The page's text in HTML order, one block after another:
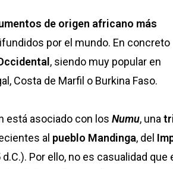
de origen africano más
por el mundo. En concreto
, siendo muy popular en
Costa de Marfil o Burkina Faso.
está asociado con los Numu, una
al pueblo Mandinga, del
Por ello, no es casualidad que